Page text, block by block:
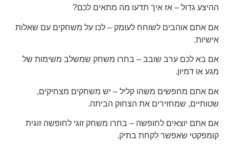
ההיצע גדול – אז איך תדעו מה מתאים לכם?
אם אתם אוהבים לשוחח לעומק – לכו על משחקים עם שאלות
אישיות.
אם בא לכם ערב שובב – בחרו משחק שמשלב משימות של
מגע או דמיון.
אם אתם מחפשים משהו קליל – יש משחקים מצחיקים,
שטותיים, שמחזירים את הצחוק הביתה.
אם אתם יוצאים לחופשה – בחרו משחק זוגי לחופשה זוגית
קומפקטי שאפשר לקחת בתיק.